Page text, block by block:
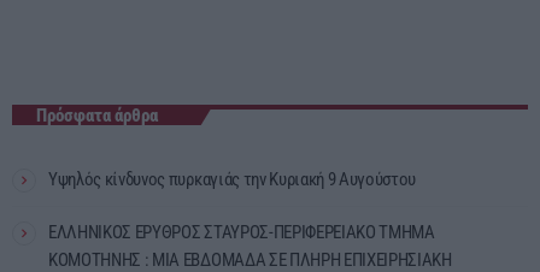
Πρόσφατα άρθρα
Υψηλός κίνδυνος πυρκαγιάς την Κυριακή 9 Αυγούστου
ΕΛΛΗΝΙΚΟΣ ΕΡΥΘΡΟΣ ΣΤΑΥΡΟΣ-ΠΕΡΙΦΕΡΕΙΑΚΟ ΤΜΗΜΑ
ΚΟΜΟΤΗΝΗΣ : ΜΙΑ ΕΒΔΟΜΑΔΑ ΣΕ ΠΛΗΡΗ ΕΠΙΧΕΙΡΗΣΙΑΚΗ